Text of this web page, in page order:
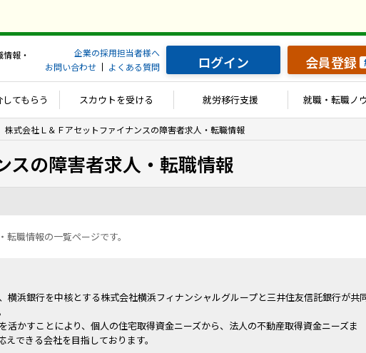
報・
企業の採用担当者様へ
お問い合わせ
よくある質問 ログイン 会員登録
てもらう スカウトを受ける 就労移行支援 就職・転職ノ
株式会社Ｌ＆Ｆアセットファイナンスの障害者求人・転職情報
スの障害者求人・転職情報
職情報の一覧ページです。
横浜銀行を中核とする株式会社横浜フィナンシャルグループと三井住友信託銀行が共
かすことにより、個人の住宅取得資金ニーズから、法人の不動産取得資金ニーズま
できる会社を目指しております。